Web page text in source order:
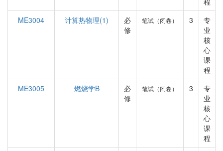
ME3004
计算热物理(1)
必
修
笔试（闭卷） 3
专
业
核
心
课
程
ME3005
燃烧学B
必
修
笔试（闭卷） 3
专
业
核
心
课
程